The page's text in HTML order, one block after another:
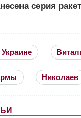
серия
Николаев